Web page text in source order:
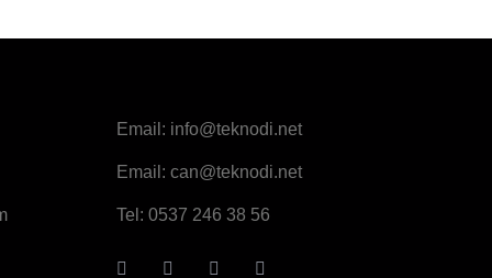
Email: info@teknodi.net
Email: can@teknodi.net
Tel: 0537 246 38 56